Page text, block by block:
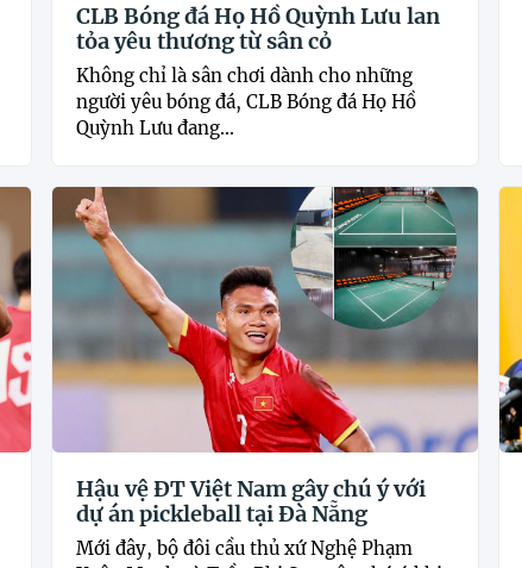
CLB Bóng đá Họ Hồ Quỳnh Lưu lan
tỏa yêu thương từ sân cỏ
Không chỉ là sân chơi dành cho những
người yêu bóng đá, CLB Bóng đá Họ Hồ
Quỳnh Lưu đang...
Hậu vệ ĐT Việt Nam gây chú ý với
dự án pickleball tại Đà Nẵng
Mới đây, bộ đôi cầu thủ xứ Nghệ Phạm